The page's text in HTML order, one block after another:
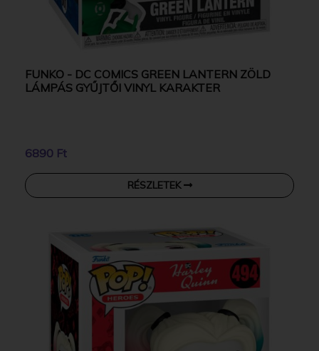
FUNKO - DC COMICS GREEN LANTERN ZÖLD
LÁMPÁS GYŰJTŐI VINYL KARAKTER
6890 Ft
RÉSZLETEK